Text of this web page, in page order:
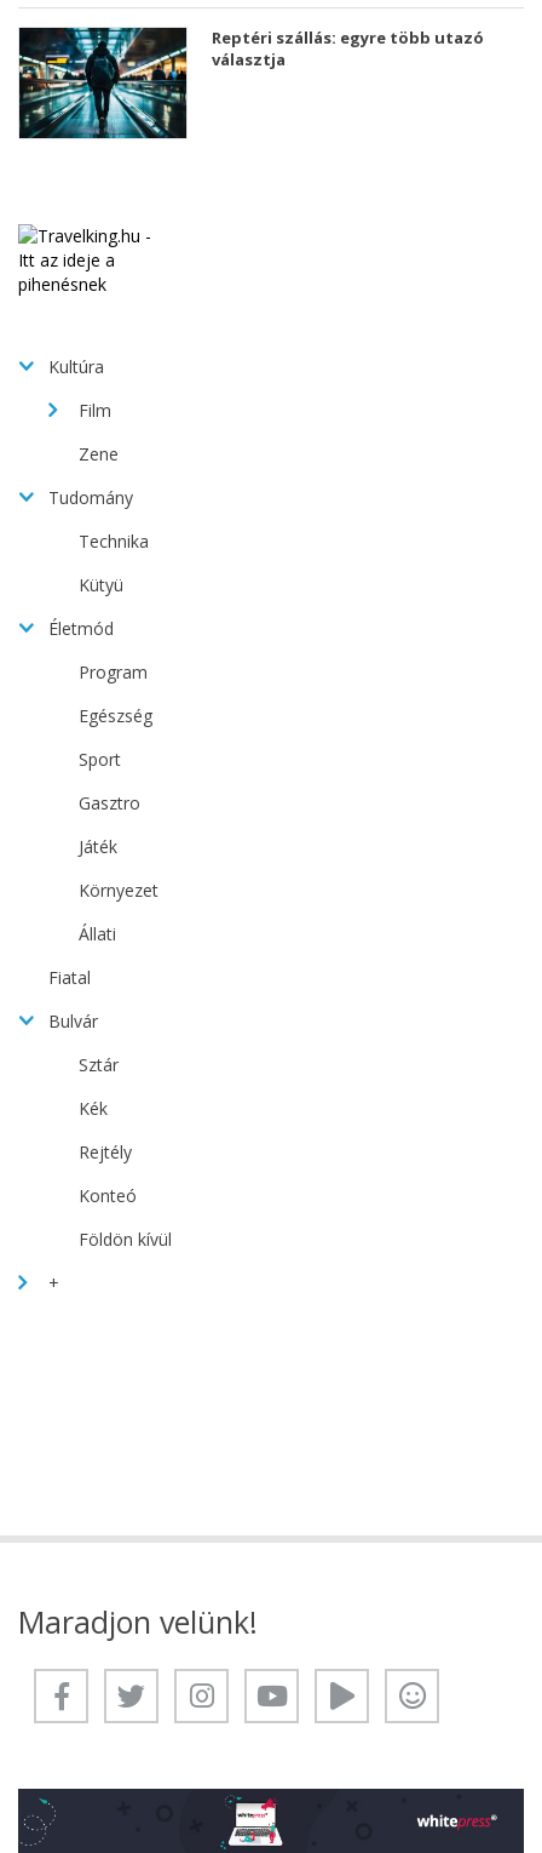
Reptéri szállás: egyre több utazó
választja
Kultúra
Film
Zene
Tudomány
Technika
Kütyü
Életmód
Program
Egészség
Sport
Gasztro
Játék
Környezet
Állati
Fiatal
Bulvár
Sztár
Kék
Rejtély
Konteó
Földön kívül
+
Maradjon velünk!